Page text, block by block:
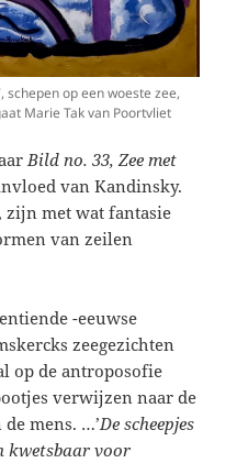
schepen op een woeste zee,
Marie Tak van Poortvliet
Bild no. 33, Zee met
van Kandinsky.
zijn met wat fantasie
van zeilen
-eeuwse
zeegezichten
op de antroposofie
verwijzen naar de
mens. …’De scheepjes
kwetsbaar voor